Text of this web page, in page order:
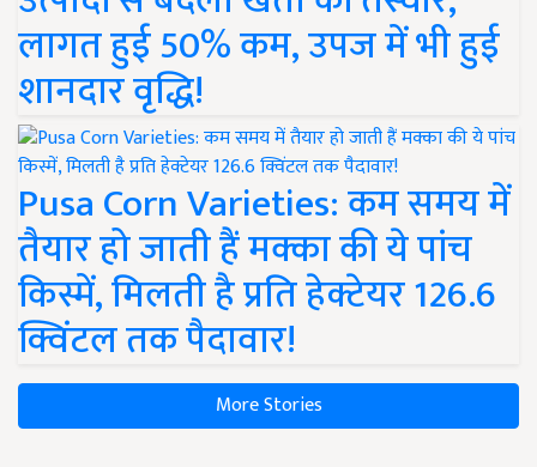
लागत हुई 50% कम, उपज में भी हुई
शानदार वृद्धि!
Pusa Corn Varieties: कम समय में
तैयार हो जाती हैं मक्का की ये पांच
किस्में, मिलती है प्रति हेक्टेयर 126.6
क्विंटल तक पैदावार!
More Stories